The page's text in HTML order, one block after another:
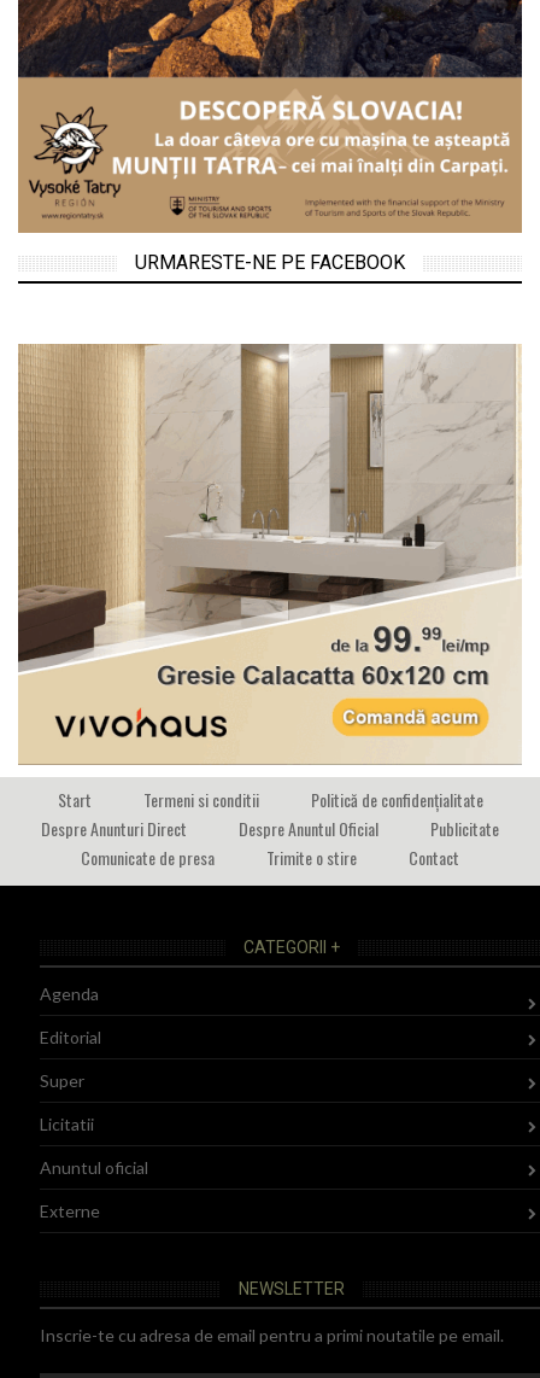
URMARESTE-NE PE FACEBOOK
Start Termeni si conditii
Politică de confidențialitate
Despre Anunturi Direct
Despre Anuntul Oficial
Publicitate
Comunicate de presa
Trimite o stire Contact
CATEGORII +
Agenda
Editorial
Super
Licitatii
Anuntul oficial
Externe
NEWSLETTER
Inscrie-te cu adresa de email pentru a primi noutatile pe email.